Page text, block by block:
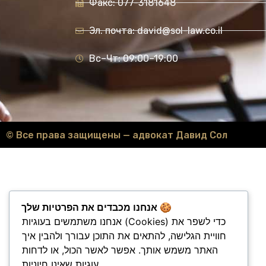
Факс: 077-3181648
Эл. почта: david@sol-law.co.il
Вс–Чт: 09:00–19:00
© Все права защищены — адвокат Давид Сол
אנחנו מכבדים את הפרטיות שלך 🍪
אנחנו משתמשים בעוגיות (Cookies) כדי לשפר את
חוויית הגלישה, להתאים את התוכן עבורך ולהבין איך
האתר משמש אותך. אפשר לאשר הכול, או לדחות